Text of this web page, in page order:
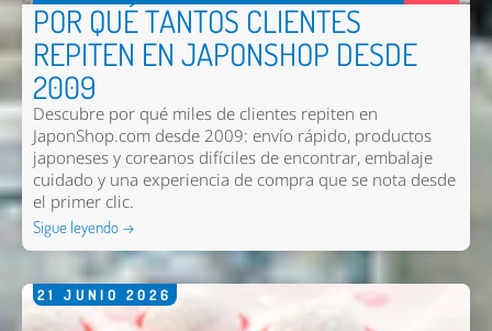
POR QUÉ TANTOS CLIENTES
REPITEN EN JAPONSHOP DESDE
2009
Descubre por qué miles de clientes repiten en
JaponShop.com desde 2009: envío rápido, productos
japoneses y coreanos difíciles de encontrar, embalaje
cuidado y una experiencia de compra que se nota desde
el primer clic.
Sigue leyendo →
21 JUNIO 2026